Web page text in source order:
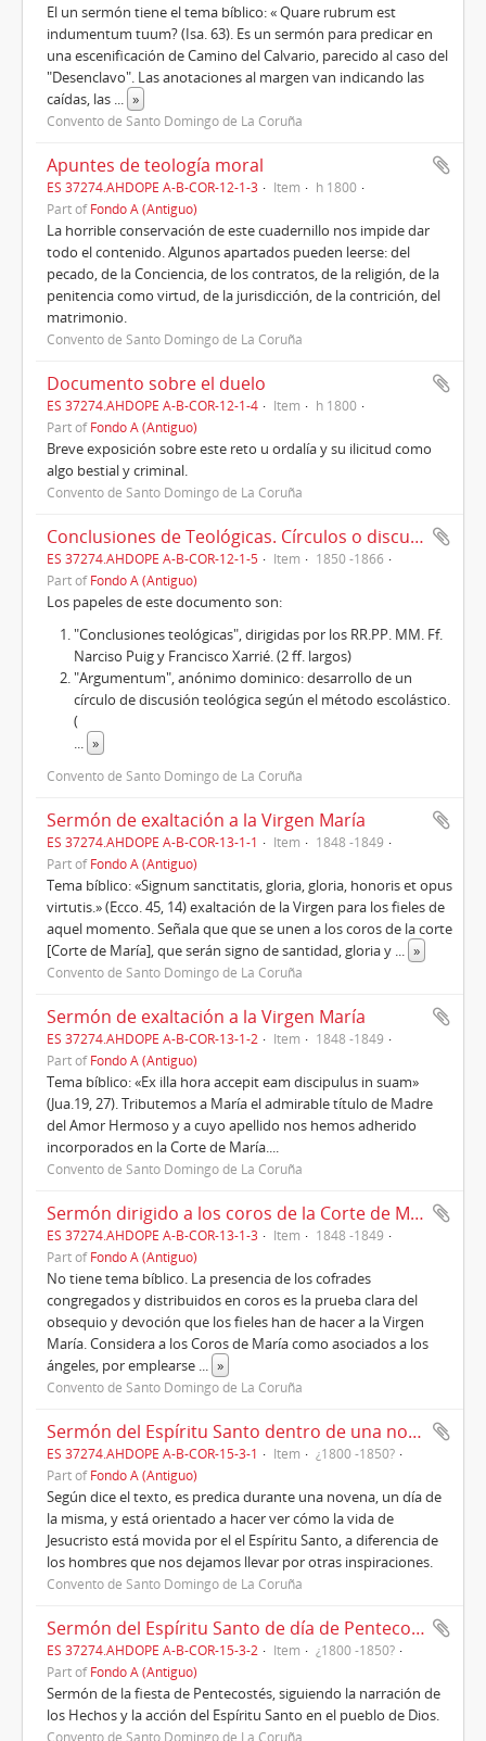
El un sermón tiene el tema bíblico: « Quare rubrum est
indumentum tuum? (Isa. 63). Es un sermón para predicar en
una escenificación de Camino del Calvario, parecido al caso del
"Desenclavo". Las anotaciones al margen van indicando las
caídas, las ... »
Convento de Santo Domingo de La Coruña
Apuntes de teología moral
ES 37274.AHDOPE A-B-COR-12-1-3 Item
h 1800
Part ofFondo A (Antiguo)
La horrible conservación de este cuadernillo nos impide dar
todo el contenido. Algunos apartados pueden leerse: del
pecado, de la Conciencia, de los contratos, de la religión, de la
penitencia como virtud, de la jurisdicción, de la contrición, del
matrimonio.
Convento de Santo Domingo de La Coruña
Documento sobre el duelo
ES 37274.AHDOPE A-B-COR-12-1-4 Item
h 1800
Part ofFondo A (Antiguo)
Breve exposición sobre este reto u ordalía y su ilicitud como
algo bestial y criminal.
Convento de Santo Domingo de La Coruña
Conclusiones de Teológicas. Círculos o discusiones sobre temas teológicos.
ES 37274.AHDOPE A-B-COR-12-1-5 Item
1850 -1866
Part ofFondo A (Antiguo)
Los papeles de este documento son:
"Conclusiones teológicas", dirigidas por los RR.PP. MM. Ff.
Narciso Puig y Francisco Xarrié. (2 ff. largos)
"Argumentum", anónimo dominico: desarrollo de un
círculo de discusión teológica según el método escolástico.
(
... »
Convento de Santo Domingo de La Coruña
Sermón de exaltación a la Virgen María
ES 37274.AHDOPE A-B-COR-13-1-1 Item
1848 -1849
Part ofFondo A (Antiguo)
Tema bíblico: «Signum sanctitatis, gloria, gloria, honoris et opus
virtutis.» (Ecco. 45, 14) exaltación de la Virgen para los fieles de
aquel momento. Señala que que se unen a los coros de la corte
[Corte de María], que serán signo de santidad, gloria y ... »
Convento de Santo Domingo de La Coruña
Sermón de exaltación a la Virgen María
ES 37274.AHDOPE A-B-COR-13-1-2 Item
1848 -1849
Part ofFondo A (Antiguo)
Tema bíblico: «Ex illa hora accepit eam discipulus in suam»
(Jua.19, 27). Tributemos a María el admirable título de Madre
del Amor Hermoso y a cuyo apellido nos hemos adherido
incorporados en la Corte de María....
Convento de Santo Domingo de La Coruña
Sermón dirigido a los coros de la Corte de María.
ES 37274.AHDOPE A-B-COR-13-1-3 Item
1848 -1849
Part ofFondo A (Antiguo)
No tiene tema bíblico. La presencia de los cofrades
congregados y distribuidos en coros es la prueba clara del
obsequio y devoción que los fieles han de hacer a la Virgen
María. Considera a los Coros de María como asociados a los
ángeles, por emplearse ... »
Convento de Santo Domingo de La Coruña
Sermón del Espíritu Santo dentro de una novena
ES 37274.AHDOPE A-B-COR-15-3-1 Item
¿1800 -1850?
Part ofFondo A (Antiguo)
Según dice el texto, es predica durante una novena, un día de
la misma, y está orientado a hacer ver cómo la vida de
Jesucristo está movida por el el Espíritu Santo, a diferencia de
los hombres que nos dejamos llevar por otras inspiraciones.
Convento de Santo Domingo de La Coruña
Sermón del Espíritu Santo de día de Pentecostés
ES 37274.AHDOPE A-B-COR-15-3-2 Item
¿1800 -1850?
Part ofFondo A (Antiguo)
Sermón de la fiesta de Pentecostés, siguiendo la narración de
los Hechos y la acción del Espíritu Santo en el pueblo de Dios.
Convento de Santo Domingo de La Coruña